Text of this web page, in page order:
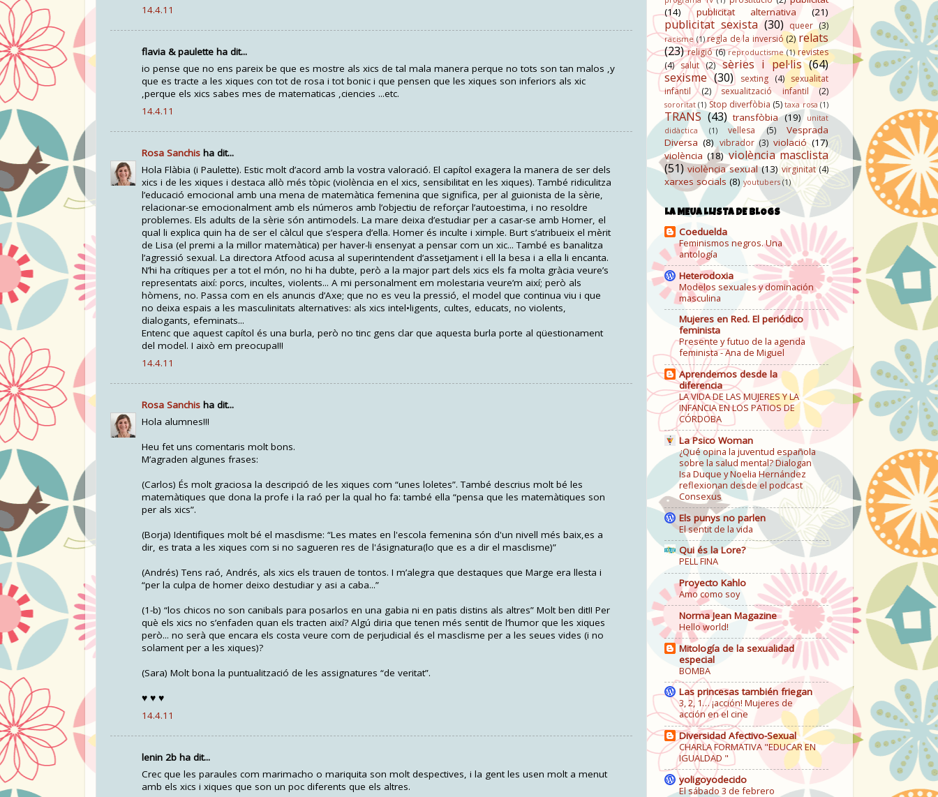
14.4.11
flavia & paulette ha dit...
io pense que no ens pareix be que es mostre als xics de tal mala manera perque no tots son tan malos ,y
que es tracte a les xiques con tot de rosa i tot bonic i que pensen que les xiques son inferiors als xic
,perque els xics sabes mes de matematicas ,ciencies ...etc.
14.4.11
Rosa Sanchis ha dit...
Hola Flàbia (i Paulette). Estic molt d’acord amb la vostra valoració. El capítol exagera la manera de ser dels
xics i de les xiques i destaca allò més tòpic (violència en el xics, sensibilitat en les xiques). També ridiculitza
l’educació emocional amb una mena de matemàtica femenina que significa, per al guionista de la sèrie,
relacionar-se emocionalment amb els números amb l’objectiu de reforçar l’autoestima, i no resoldre
problemes. Els adults de la sèrie són antimodels. La mare deixa d’estudiar per a casar-se amb Homer, el
qual li explica quin ha de ser el càlcul que s’espera d’ella. Homer és inculte i ximple. Burt s’atribueix el mèrit
de Lisa (el premi a la millor matemàtica) per haver-li ensenyat a pensar com un xic... També es banalitza
l’agressió sexual. La directora Atfood acusa al superintendent d’assetjament i ell la besa i a ella li encanta.
N’hi ha crítiques per a tot el món, no hi ha dubte, però a la major part dels xics els fa molta gràcia veure’s
representats així: porcs, incultes, violents... A mi personalment em molestaria veure’m així; però als
hòmens, no. Passa com en els anuncis d’Axe; que no es veu la pressió, el model que continua viu i que
no deixa espais a les masculinitats alternatives: als xics intel•ligents, cultes, educats, no violents,
dialogants, efeminats...
Entenc que aquest capítol és una burla, però no tinc gens clar que aquesta burla porte al qüestionament
del model. I això em preocupa!!!
14.4.11
Rosa Sanchis ha dit...
Hola alumnes!!!
Heu fet uns comentaris molt bons.
M’agraden algunes frases:
(Carlos) És molt graciosa la descripció de les xiques com “unes loletes”. També descrius molt bé les
matemàtiques que dona la profe i la raó per la qual ho fa: també ella “pensa que les matemàtiques son
per als xics”.
(Borja) Identifiques molt bé el masclisme: “Les mates en l'escola femenina són d'un nivell més baix,es a
dir, es trata a les xiques com si no sagueren res de l'ásignatura(lo que es a dir el masclisme)”
(Andrés) Tens raó, Andrés, als xics els trauen de tontos. I m’alegra que destaques que Marge era llesta i
“per la culpa de homer deixo destudiar y asi a caba...”
(1-b) “los chicos no son canibals para posarlos en una gabia ni en patis distins als altres” Molt ben dit!! Per
què els xics no s’enfaden quan els tracten així? Algú diria que tenen més sentit de l’humor que les xiques
però... no serà que encara els costa veure com de perjudicial és el masclisme per a les seues vides (i no
solament per a les xiques)?
(Sara) Molt bona la puntualització de les assignatures “de veritat”.
♥ ♥ ♥
14.4.11
lenin 2b ha dit...
Crec que les paraules com marimacho o mariquita son molt despectives, i la gent les usen molt a menut
amb els xics i xiques que son un poc diferents que els altres.
(14)
publicitat alternativa (21)
publicitat sexista (30) queer (3)
racisme (1) regla de la inversió (2) relats
(23) religió (6) reproductisme (1) revistes
(4) salut (2) sèries i pel·lis (64)
sexisme (30) sexting (4) sexualitat
infantil
(2) sexualització infantil (2)
sororitat (1) Stop diverfòbia (5) taxa rosa (1)
TRANS (43) transfòbia (19)
unitat
didàctica
(1) vellesa (5)
Vesprada
Diversa (8) vibrador (3) violació (17)
violència (18) violència masclista
(51) violència sexual (13) virginitat (4)
xarxes socials (8) youtubers (1)
LA MEUA LLISTA DE BLOGS
Coeduelda
Feminismos negros. Una
antología
Heterodoxia
Modelos sexuales y dominación
masculina
Mujeres en Red. El periódico
feminista
Presente y futuo de la agenda
feminista - Ana de Miguel
Aprendemos desde la
diferencia
LA VIDA DE LAS MUJERES Y LA
INFANCIA EN LOS PATIOS DE
CÓRDOBA
La Psico Woman
¿Qué opina la juventud española
sobre la salud mental? Dialogan
Isa Duque y Noelia Hernández
reflexionan desde el podcast
Consexus
Els punys no parlen
El sentit de la vida
Qui és la Lore?
PELL FINA
Proyecto Kahlo
Amo como soy
Norma Jean Magazine
Hello world!
Mitología de la sexualidad
especial
BOMBA
Las princesas también friegan
3, 2, 1… ¡acción! Mujeres de
acción en el cine
Diversidad Afectivo-Sexual
CHARLA FORMATIVA "EDUCAR EN
IGUALDAD "
yoligoyodecido
El sábado 3 de febrero